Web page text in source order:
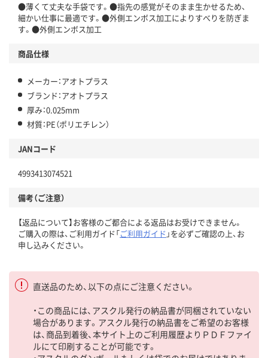
●薄くて丈夫な手袋です。●指先の感覚がそのまま生かせるため、
細かい仕事に最適です。●外側エンボス加工によりすべりを防ぎま
す。●外側エンボス加工
商品仕様
メーカー：アオトプラス
ブランド：アオトプラス
厚み：0.025mm
材質：PE（ポリエチレン）
JANコード
4993413074521
備考（ご注意）
【返品について】お客様のご都合による返品はお受けできません。
ご購入の際は、ご利用ガイド「ご利用ガイド 」を必ずご確認の上、お
申し込みください。
直送品のため、以下の点にご注意ください。
・この商品には、アスクル発行の納品書が同梱されていない
場合があります。アスクル発行の納品書をご希望のお客様
は、商品到着後、本サイト上のご利用履歴よりＰＤＦファイ
ルにて印刷することが可能です。